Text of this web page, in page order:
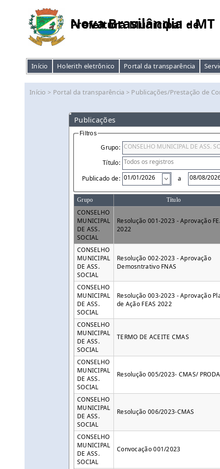
Prefeitura Municipal de
Nova Brasilândia - MT
Início Holerith eletrônico Portal da transparência
Início > Portal da transparência > Publicações/Prestação de
Publicações
Filtros
Grupo:
Título:
Publicado de:
a
Grupo Título
CONSELHO
MUNICIPAL
DE ASS.
SOCIAL
Resolução 001-2023 - Aprovação
2022
CONSELHO
MUNICIPAL
DE ASS.
SOCIAL
Resolução 002-2023 - Aprovação
Demosntrativo FNAS
CONSELHO
MUNICIPAL
DE ASS.
SOCIAL
Resolução 003-2023 - Aprovação
de Ação FEAS 2022
CONSELHO
MUNICIPAL
DE ASS.
SOCIAL
TERMO DE ACEITE CMAS
CONSELHO
MUNICIPAL
DE ASS.
SOCIAL
Resolução 005/2023- CMAS/
CONSELHO
MUNICIPAL
DE ASS.
SOCIAL
Resolução 006/2023-CMAS
CONSELHO
MUNICIPAL
DE ASS.
SOCIAL
Convocação 001/2023